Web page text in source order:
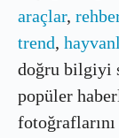
araçlar,
trend,
doğru bilgiyi
popüler